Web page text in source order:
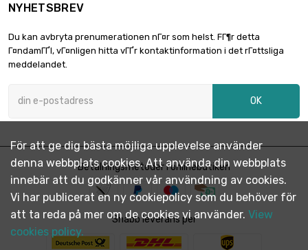
NYHETSBREV
Du kan avbryta prenumerationen nГ¤r som helst. FГ¶r detta
Г¤ndamГҐl, vГ¤nligen hitta vГҐr kontaktinformation i det rГ¤ttsliga
meddelandet.
OK
Betalningsmetoder i onlinebutiken
Snabb leverans per
För att ge dig bästa möjliga upplevelse använder
denna webbplats cookies. Att använda din webbplats
innebär att du godkänner vår användning av cookies.
Vi har publicerat en ny cookiepolicy som du behöver för
att ta reda på mer om de cookies vi använder. View
cookies policy.